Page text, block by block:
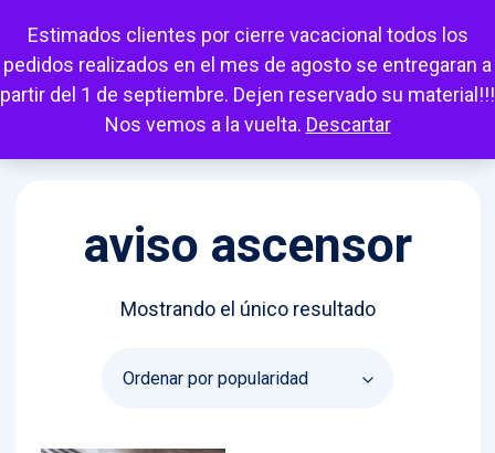
Estimados clientes por cierre vacacional todos los
pedidos realizados en el mes de agosto se entregaran a
partir del 1 de septiembre. Dejen reservado su material!!!
Nos vemos a la vuelta. Descartar
Mi cuenta Carrito Favoritos Escuchar
aviso ascensor
Mostrando el único resultado